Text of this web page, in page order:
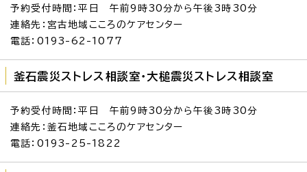
予約受付時間：平日 午前9時30分から午後3時30分
連絡先：宮古地域こころのケアセンター
電話：0193-62-1077
釜石震災ストレス相談室・大槌震災ストレス相談室
予約受付時間：平日 午前9時30分から午後3時30分
連絡先：釜石地域こころのケアセンター
電話：0193-25-1822